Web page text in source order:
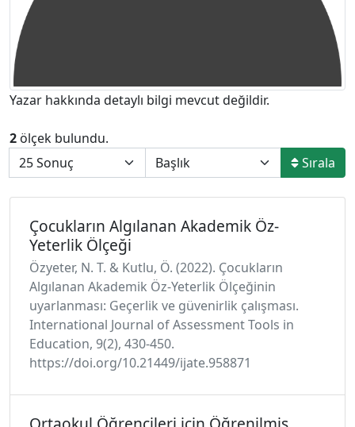
Yazar hakkında detaylı bilgi mevcut değildir.
2 ölçek bulundu.
Sırala
Çocukların Algılanan Akademik Öz-
Yeterlik Ölçeği
Özyeter, N. T. & Kutlu, Ö. (2022). Çocukların
Algılanan Akademik Öz-Yeterlik Ölçeğinin
uyarlanması: Geçerlik ve güvenirlik çalışması.
International Journal of Assessment Tools in
Education, 9(2), 430-450.
https://doi.org/10.21449/ijate.958871